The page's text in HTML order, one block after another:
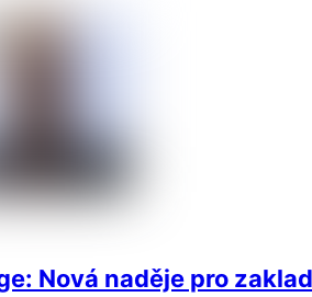
Nová naděje pro